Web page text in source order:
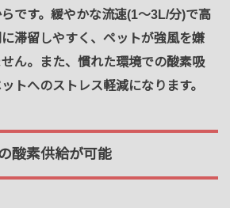
です。緩やかな流速(1～3L/分)で高
滞留しやすく、ペットが強風を嫌
ん。また、慣れた環境での酸素吸
トへのストレス軽減になります。
酸素供給が可能